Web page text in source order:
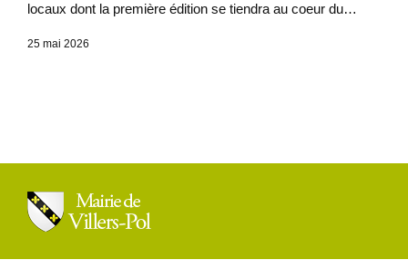
locaux dont la première édition se tiendra au coeur du…
25 mai 2026